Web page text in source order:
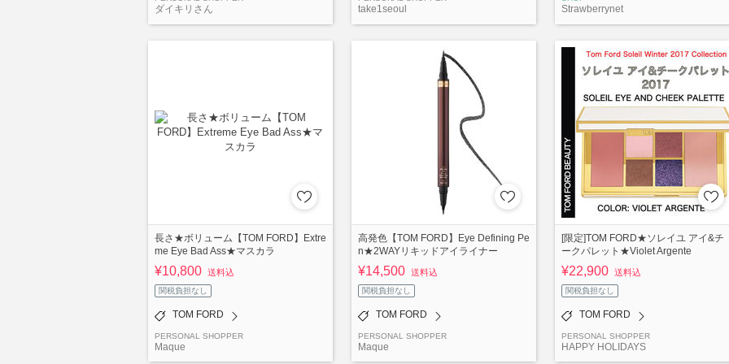
ダイキリさん take1seoul Strawberrynet
長さ★ボリューム【TOM FORD】Extre
me Eye Bad Ass★マスカラ
¥10,800 送料込
関税負担なし
TOM FORD
PERSONAL SHOPPER
Maque
高発色【TOM FORD】Eye Defining Pe
n★2WAYリキッドアイライナー
¥14,500 送料込
関税負担なし
TOM FORD
PERSONAL SHOPPER
Maque
[限定]TOM FORD★ソレイユ アイ&チ
ークパレット★Violet Argente
¥22,900 送料込
関税負担なし
TOM FORD
PERSONAL SHOPPER
HAPPY HOLIDAYS